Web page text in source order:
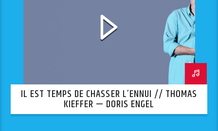
IL EST TEMPS DE CHASSER L’ENNUI // THOMAS
KIEFFER — DORIS ENGEL